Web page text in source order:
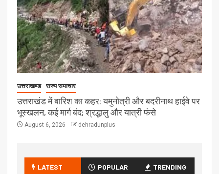
उत्तराखण्ड राज्य समाचार
उत्तराखंड में बारिश का कहर: यमुनोत्री और बदरीनाथ हाईवे पर
भूस्खलन, कई मार्ग बंद; श्रद्धालु और यात्री फंसे
August 6, 2026 dehradunplus
LATEST POPULAR TRENDING